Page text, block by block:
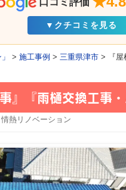
▼クチコミを見る
> 施工事例 > 三重県津市 > 『
事』『雨樋交換工事
情熱リノベーション